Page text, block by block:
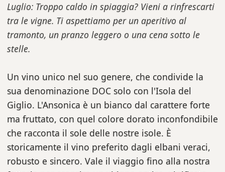
Luglio: Troppo caldo in spiaggia? Vieni a rinfrescarti
tra le vigne. Ti aspettiamo per un aperitivo al
tramonto, un pranzo leggero o una cena sotto le
stelle.
Un vino unico nel suo genere, che condivide la
sua denominazione DOC solo con l'Isola del
Giglio. L'Ansonica è un bianco dal carattere forte
ma fruttato, con quel colore dorato inconfondibile
che racconta il sole delle nostre isole. È
storicamente il vino preferito dagli elbani veraci,
robusto e sincero. Vale il viaggio fino alla nostra